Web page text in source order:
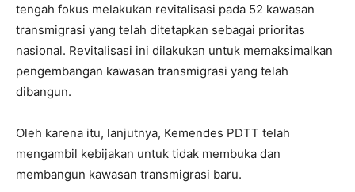
tengah fokus melakukan revitalisasi pada 52 kawasan
transmigrasi yang telah ditetapkan sebagai prioritas
nasional. Revitalisasi ini dilakukan untuk memaksimalkan
pengembangan kawasan transmigrasi yang telah
dibangun.
Oleh karena itu, lanjutnya, Kemendes PDTT telah
mengambil kebijakan untuk tidak membuka dan
membangun kawasan transmigrasi baru.